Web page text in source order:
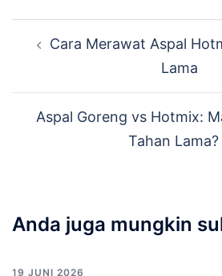
Tulisan
Cara Merawat Aspal
Lama
Aspal Goreng vs Hotmix:
Tahan Lama?
Anda juga mungkin
19 JUNI 2026